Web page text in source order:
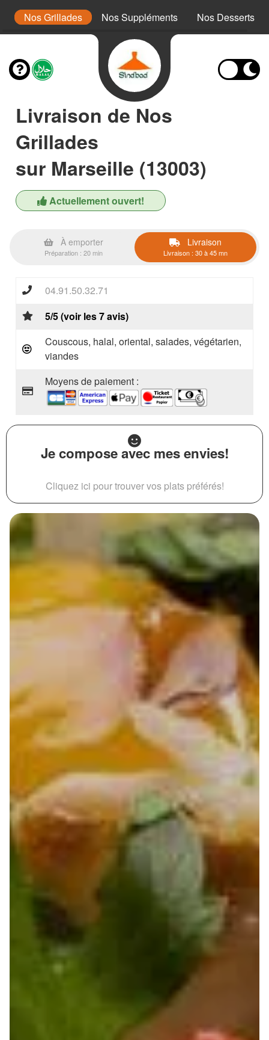
Nos Grillades Nos Suppléments Nos Desserts
Livraison de Nos
Grillades
sur Marseille (13003)
Actuellement ouvert!
À emporter
Préparation : 20 min
Livraison
Livraison : 30 à 45 mn
04.91.50.32.71
5/5 (voir les 7 avis)
Couscous, halal, oriental, salades, végétarien,
viandes
Moyens de paiement :
Je compose avec mes envies!
Cliquez ici pour trouver vos plats préférés!